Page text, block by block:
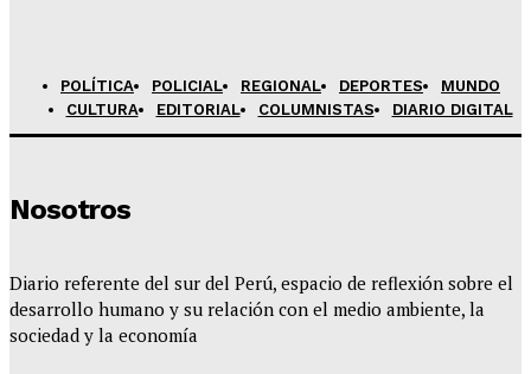
POLÍTICA
POLICIAL REGIONAL DEPORTES
MUNDO
CULTURA
EDITORIAL COLUMNISTAS DIARIO DIGITAL
Nosotros
Diario referente del sur del Perú, espacio de reflexión sobre el
desarrollo humano y su relación con el medio ambiente, la
sociedad y la economía